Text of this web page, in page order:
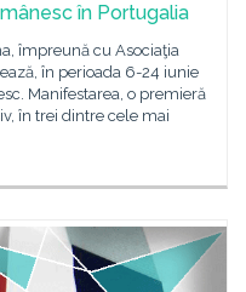
în Portugalia
împreună cu Asociaţia
în perioada 6-24 iunie
Manifestarea, o premieră
în trei dintre cele mai